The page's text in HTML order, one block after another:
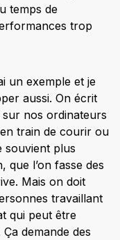
temps de
trop
un exemple et je
aussi. On écrit
nos ordinateurs
train de courir ou
souvient plus
que l’on fasse des
Mais on doit
travaillant
qui peut être
demande des